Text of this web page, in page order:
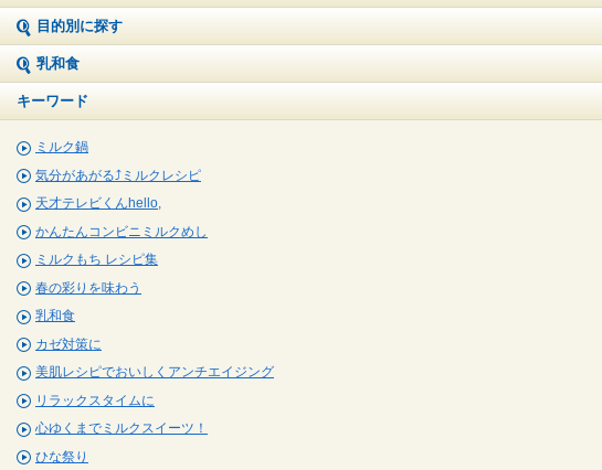
目的別に探す
乳和食
キーワード
ミルク鍋
気分があがる⤴ミルクレシピ
天才テレビくんhello,
かんたんコンビニミルクめし
ミルクもち レシピ集
春の彩りを味わう
乳和食
カゼ対策に
美肌レシピでおいしくアンチエイジング
リラックスタイムに
心ゆくまでミルクスイーツ！
ひな祭り